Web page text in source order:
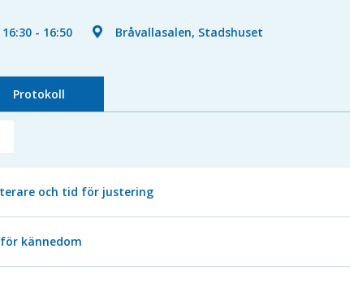
16:30 - 16:50 Bråvallasalen, Stadshuset
Protokoll
och tid för justering
kännedom